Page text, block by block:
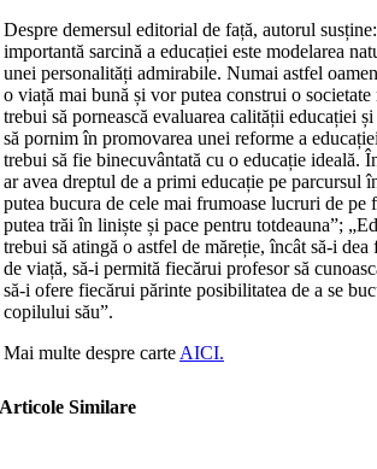
Despre demersul editorial de față, autorul
importantă sarcină a educației este modelarea
unei personalități admirabile. Numai astfel
o viață mai bună și vor putea construi o
trebui să pornească evaluarea calității educației
să pornim în promovarea unei reforme a
trebui să fie binecuvântată cu o educație ideală.
ar avea dreptul de a primi educație pe parcursul
putea bucura de cele mai frumoase lucruri de pe
putea trăi în liniște și pace pentru totdeauna”;
trebui să atingă o astfel de măreție, încât să-i dea
de viață, să-i permită fiecărui profesor să
să-i ofere fiecărui părinte posibilitatea de a se
copilului său”.
Mai multe despre carte AICI.
Articole Similare